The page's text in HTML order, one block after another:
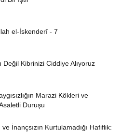
el-İskenderî - 7
Değil Kibrinizi Ciddiye Alıyoruz
Marazi Kökleri ve
Duruşu
ve İnançsızın Kurtulamadığı Hafiflik: